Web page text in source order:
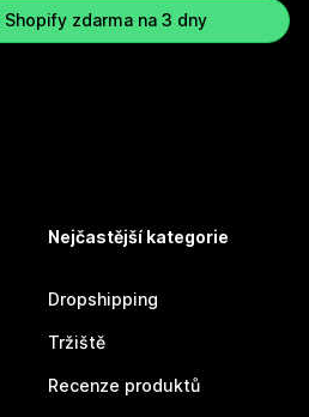
zdarma na 3 dny
Nejčastější kategorie
Dropshipping
Tržiště
Recenze produktů